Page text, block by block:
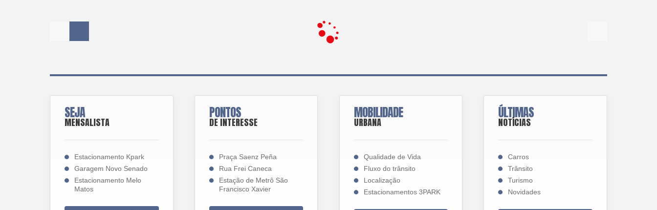
SEJA
MENSALISTA
Estacionamento Kpark
Garagem Novo Senado
Estacionamento Melo
Matos
PONTOS
DE INTERESSE
Praça Saenz Peña
Rua Frei Caneca
Estação de Metrô São
Francisco Xavier
MOBILIDADE
URBANA
Qualidade de Vida
Fluxo do trânsito
Localização
Estacionamentos 3PARK
ÚLTIMAS
NOTÍCIAS
Carros
Trânsito
Turismo
Novidades